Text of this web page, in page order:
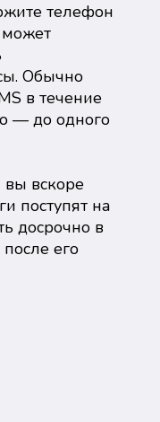
телефон
Обычно
в течение
— до одного
вскоре
поступят на
досрочно в
его